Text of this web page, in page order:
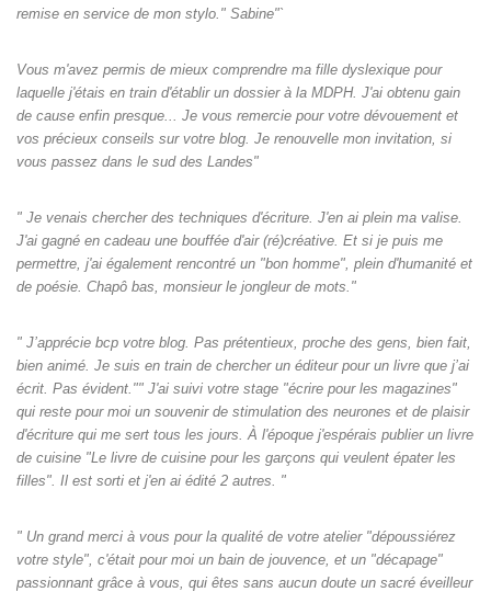
remise en service de mon stylo." Sabine"`
Vous m'avez permis de mieux comprendre ma fille dyslexique pour
laquelle j'étais en train d'établir un dossier à la MDPH. J'ai obtenu gain
de cause enfin presque... Je vous remercie pour votre dévouement et
vos précieux conseils sur votre blog. Je renouvelle mon invitation, si
vous passez dans le sud des Landes"
" Je venais chercher des techniques d'écriture. J'en ai plein ma valise.
J'ai gagné en cadeau une bouffée d'air (ré)créative. Et si je puis me
permettre, j'ai également rencontré un "bon homme", plein d'humanité et
de poésie. Chapô bas, monsieur le jongleur de mots."
" J’apprécie bcp votre blog. Pas prétentieux, proche des gens, bien fait,
bien animé. Je suis en train de chercher un éditeur pour un livre que j’ai
écrit. Pas évident."" J'ai suivi votre stage "écrire pour les magazines"
qui reste pour moi un souvenir de stimulation des neurones et de plaisir
d'écriture qui me sert tous les jours. À l'époque j'espérais publier un livre
de cuisine "Le livre de cuisine pour les garçons qui veulent épater les
filles". Il est sorti et j'en ai édité 2 autres. "
" Un grand merci à vous pour la qualité de votre atelier "dépoussiérez
votre style", c'était pour moi un bain de jouvence, et un "décapage"
passionnant grâce à vous, qui êtes sans aucun doute un sacré éveilleur